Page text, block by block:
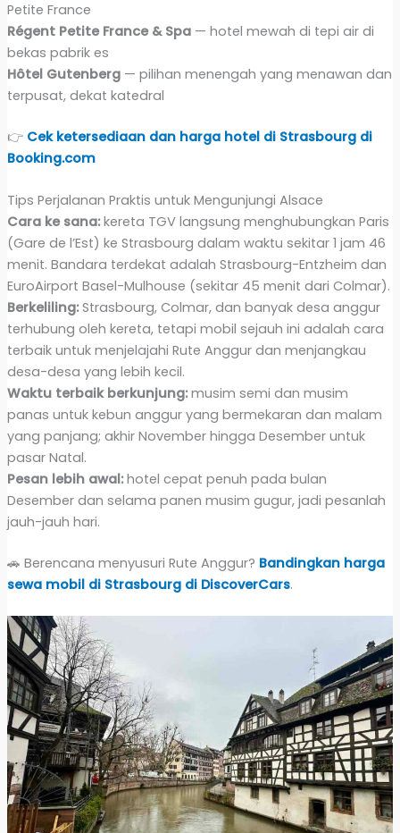
Petite France
Régent Petite France & Spa— hotel mewah di tepi air di
bekas pabrik es
Hôtel Gutenberg— pilihan menengah yang menawan dan
terpusat, dekat katedral
👉 Cek ketersediaan dan harga hotel di Strasbourg di
Booking.com
Tips Perjalanan Praktis untuk Mengunjungi Alsace
Cara ke sana:kereta TGV langsung menghubungkan Paris
(Gare de l’Est) ke Strasbourg dalam waktu sekitar 1 jam 46
menit. Bandara terdekat adalah Strasbourg-Entzheim dan
EuroAirport Basel-Mulhouse (sekitar 45 menit dari Colmar).
Berkeliling:Strasbourg, Colmar, dan banyak desa anggur
terhubung oleh kereta, tetapi mobil sejauh ini adalah cara
terbaik untuk menjelajahi Rute Anggur dan menjangkau
desa-desa yang lebih kecil.
Waktu terbaik berkunjung:musim semi dan musim
panas untuk kebun anggur yang bermekaran dan malam
yang panjang; akhir November hingga Desember untuk
pasar Natal.
Pesan lebih awal:hotel cepat penuh pada bulan
Desember dan selama panen musim gugur, jadi pesanlah
jauh-jauh hari.
🚗 Berencana menyusuri Rute Anggur? Bandingkan harga
sewa mobil di Strasbourg di DiscoverCars.